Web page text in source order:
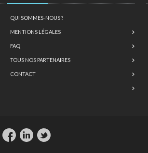
QUI SOMMES-NOUS ?
MENTIONS LÉGALES
FAQ
TOUS NOS PARTENAIRES
CONTACT